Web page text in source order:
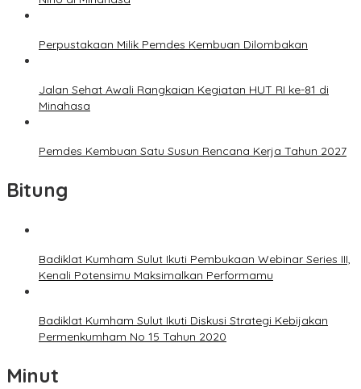
Perpustakaan Milik Pemdes Kembuan Dilombakan
Jalan Sehat Awali Rangkaian Kegiatan HUT RI ke-81 di
Minahasa
Pemdes Kembuan Satu Susun Rencana Kerja Tahun 2027
Bitung
Badiklat Kumham Sulut Ikuti Pembukaan Webinar Series III,
Kenali Potensimu Maksimalkan Performamu
Badiklat Kumham Sulut Ikuti Diskusi Strategi Kebijakan
Permenkumham No 15 Tahun 2020
Minut